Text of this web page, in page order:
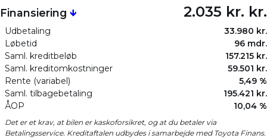
Finansiering 🡻 2.035 kr. kr.
Udbetaling
33.980 kr.
Løbetid
96 mdr.
Saml. kreditbeløb
157.215 kr.
Saml. kreditomkostninger
59.501 kr.
Rente (variabel)
5,49 %
Saml. tilbagebetaling
195.421 kr.
ÅOP
10,04 %
Det er et krav, at bilen er kaskoforsikret, og at du betaler via
Betalingsservice. Kreditaftalen udbydes i samarbejde med Toyota Finans.